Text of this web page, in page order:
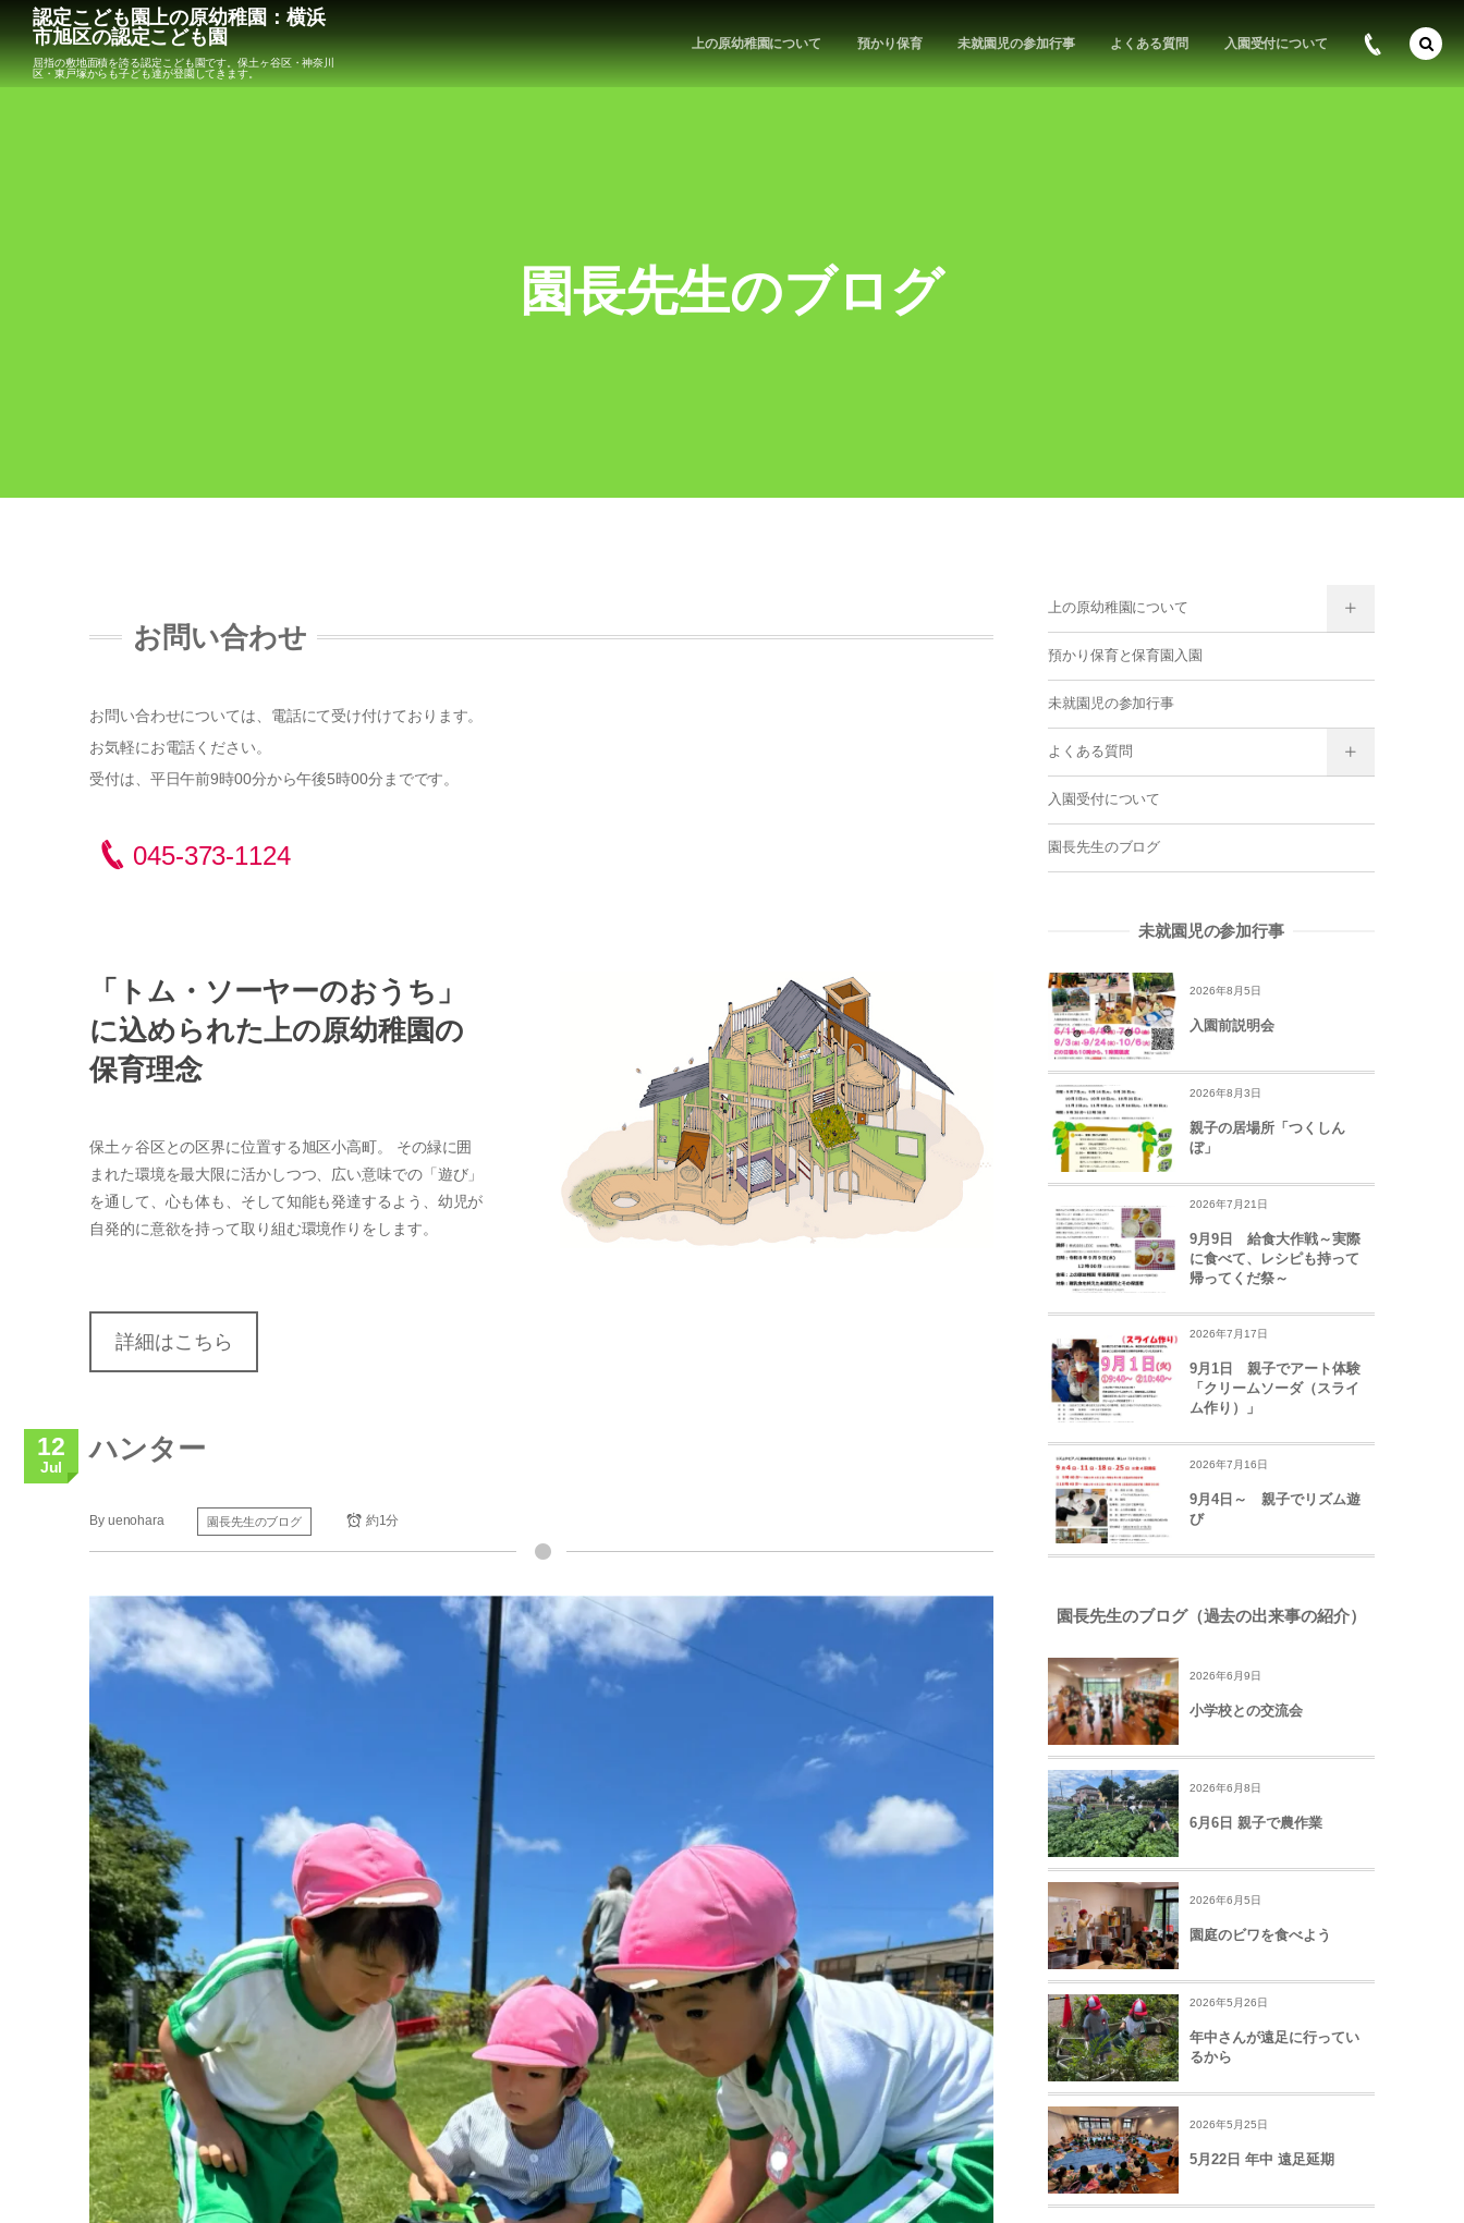
認定こども園上の原幼稚園：横浜
市旭区の認定こども園
屈指の敷地面積を誇る認定こども園です。保土ヶ谷区・神奈川
区・東戸塚からも子ども達が登園してきます。
上の原幼稚園について 預かり保育 未就園児の参加行事 よくある質問 入園受付について
園長先生のブログ
お問い合わせ
お問い合わせについては、電話にて受け付けております。
お気軽にお電話ください。
受付は、平日午前9時00分から午後5時00分までです。
045-373-1124
「トム・ソーヤーのおうち」
に込められた上の原幼稚園の
保育理念
保土ヶ谷区との区界に位置する旭区小高町。 その緑に囲
まれた環境を最大限に活かしつつ、広い意味での「遊び」
を通して、心も体も、そして知能も発達するよう、幼児が
自発的に意欲を持って取り組む環境作りをします。
詳細はこちら
12
Jul
ハンター
By uenohara 園長先生のブログ 約1分
上の原幼稚園について
預かり保育と保育園入園
未就園児の参加行事
よくある質問
入園受付について
園長先生のブログ
未就園児の参加行事
2026年8月5日
入園前説明会
2026年8月3日
親子の居場所「つくしん
ぼ」
2026年7月21日
9月9日 給食大作戦～実際
に食べて、レシピも持って
帰ってくだ祭～
2026年7月17日
9月1日 親子でアート体験
「クリームソーダ（スライ
ム作り）」
2026年7月16日
9月4日～ 親子でリズム遊
び
園長先生のブログ（過去の出来事の紹介）
2026年6月9日
小学校との交流会
2026年6月8日
6月6日 親子で農作業
2026年6月5日
園庭のビワを食べよう
2026年5月26日
年中さんが遠足に行ってい
るから
2026年5月25日
5月22日 年中 遠足延期